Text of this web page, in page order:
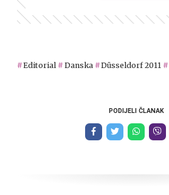
Editorial Danska Düsseldorf 2011
PODIJELI ČLANAK